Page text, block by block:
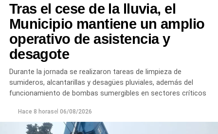
Tras el cese de la lluvia, el
Municipio mantiene un amplio
operativo de asistencia y
desagote
Durante la jornada se realizaron tareas de limpieza de
sumideros, alcantarillas y desagües pluviales, además del
funcionamiento de bombas sumergibles en sectores críticos
Hace 8 horasel 06/08/2026